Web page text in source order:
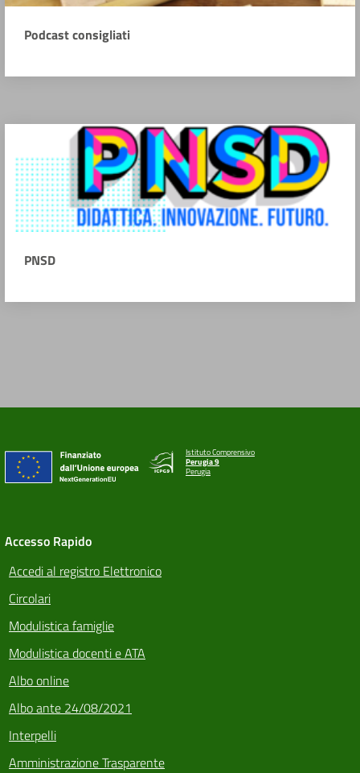
Podcast consigliati
PNSD
Istituto Comprensivo
Perugia 9
Perugia
Accesso Rapido
Accedi al registro Elettronico
Circolari
Modulistica famiglie
Modulistica docenti e ATA
Albo online
Albo ante 24/08/2021
Interpelli
Amministrazione Trasparente